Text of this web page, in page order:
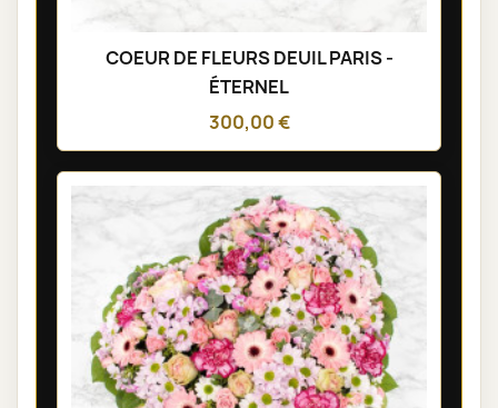
COEUR DE FLEURS DEUIL PARIS -
ÉTERNEL
300,00 €